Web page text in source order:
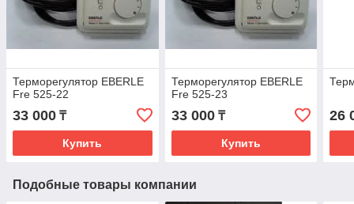
Терморегулятор EBERLE
Fre 525-22
33 000 ₸
Купить
Терморегулятор EBERLE
Fre 525-23
33 000₸
Купить
26
Подобные товары компании